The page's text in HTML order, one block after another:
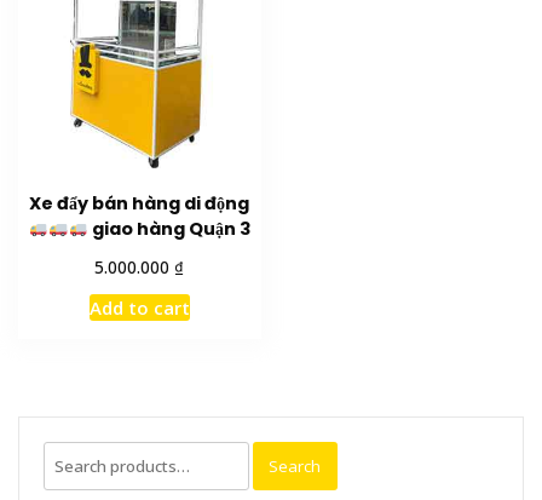
Xe đẩy bán hàng di động
giao hàng Quận 3
5.000.000 ₫
Add to cart
Search
for:
Search